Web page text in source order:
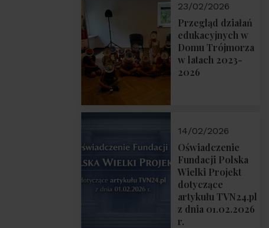
Rozmawiają red.
Grzegorz Górny i
prof. Michał
Łuczewski
23/02/2026
Przegląd działań
edukacyjnych w
Domu Trójmorza
w latach 2023-
2026
14/02/2026
Oświadczenie
Fundacji Polska
Wielki Projekt
dotyczące
artykułu TVN24.pl
z dnia 01.02.2026
r.